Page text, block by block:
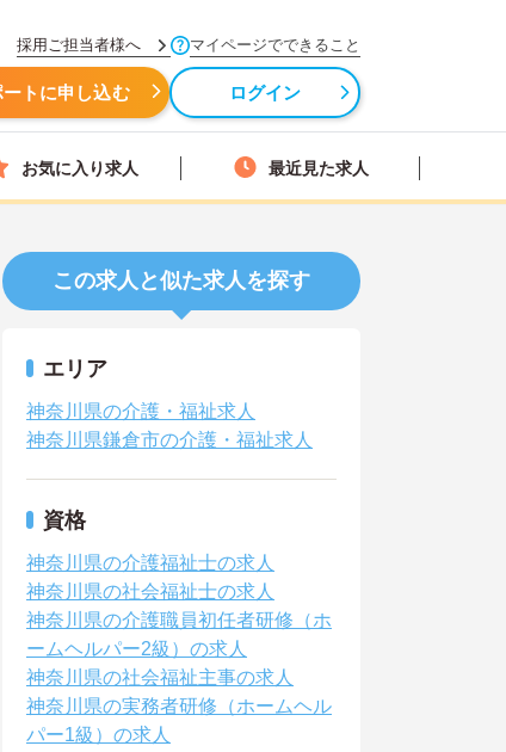
採用ご担当者様へ マイページでできること
トに申し込む ログイン
お気に入り求人 最近見た求人
この求人と似た求人を探す
エリア
神奈川県の介護・福祉求人
神奈川県鎌倉市の介護・福祉求人
資格
神奈川県の介護福祉士の求人
神奈川県の社会福祉士の求人
神奈川県の介護職員初任者研修（ホ
ームヘルパー2級）の求人
神奈川県の社会福祉主事の求人
神奈川県の実務者研修（ホームヘル
パー1級）の求人